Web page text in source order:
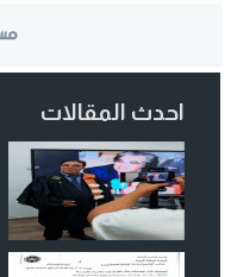
احدث المقالات